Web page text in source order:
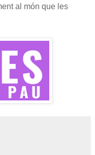
al món que les